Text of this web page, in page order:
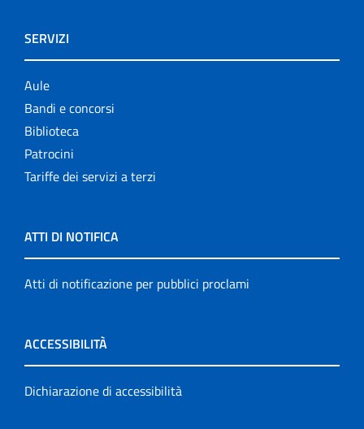
SERVIZI
Aule
Bandi e concorsi
Biblioteca
Patrocini
Tariffe dei servizi a terzi
ATTI DI NOTIFICA
Atti di notificazione per pubblici proclami
ACCESSIBILITÀ
Dichiarazione di accessibilità